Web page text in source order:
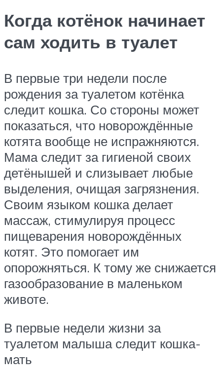
Когда котёнок начинает
сам ходить в туалет
В первые три недели после
рождения за туалетом котёнка
следит кошка. Со стороны может
показаться, что новорождённые
котята вообще не испражняются.
Мама следит за гигиеной своих
детёнышей и слизывает любые
выделения, очищая загрязнения.
Своим языком кошка делает
массаж, стимулируя процесс
пищеварения новорождённых
котят. Это помогает им
опорожняться. К тому же снижается
газообразование в маленьком
животе.
В первые недели жизни за
туалетом малыша следит кошка-
мать